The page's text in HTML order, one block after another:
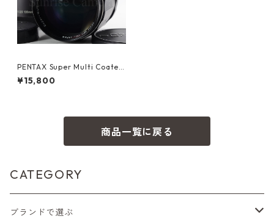
PENTAX Super Multi Coated
TAKUMAR 135mm F2.5 M42
ペンタックス (60233)
¥15,800
商品一覧に戻る
CATEGORY
ブランドで選ぶ